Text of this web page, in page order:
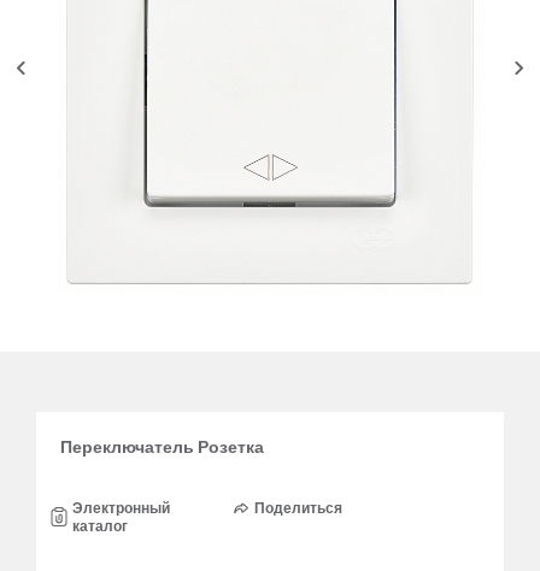
Переключатель Розетка
Электронный
каталог
Поделиться